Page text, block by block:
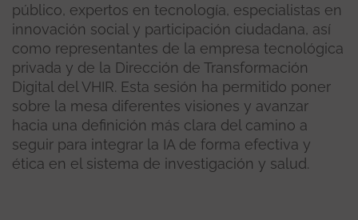
público, expertos en tecnología, especialistas en
innovación social y participación ciudadana, así
como representantes de la empresa tecnológica
privada y de la Dirección de Transformación
Digital del VHIR. Esta sesión ha permitido poner
sobre la mesa diferentes visiones y avanzar
hacia una definición más clara del camino a
seguir para integrar la IA de forma efectiva y
ética en el sistema de investigación y salud.